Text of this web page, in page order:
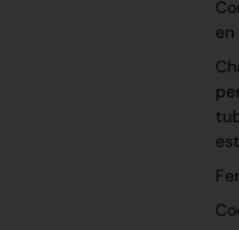
en